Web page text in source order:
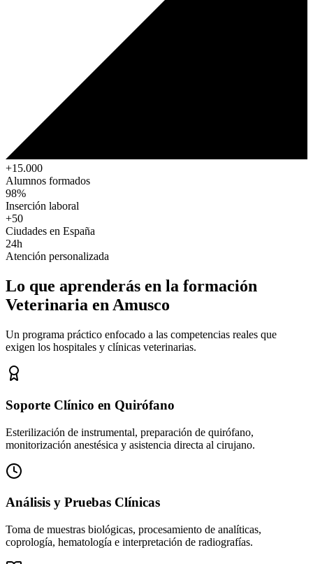
+15.000
Alumnos formados
98%
Inserción laboral
+50
Ciudades en España
24h
Atención personalizada
Lo que aprenderás en la formación
Veterinaria en Amusco
Un programa práctico enfocado a las competencias reales que
exigen los hospitales y clínicas veterinarias.
Soporte Clínico en Quirófano
Esterilización de instrumental, preparación de quirófano,
monitorización anestésica y asistencia directa al cirujano.
Análisis y Pruebas Clínicas
Toma de muestras biológicas, procesamiento de analíticas,
coprología, hematología e interpretación de radiografías.